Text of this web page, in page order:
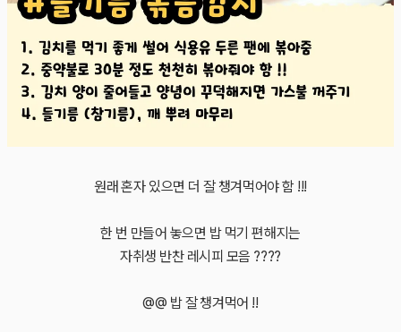
원래 혼자 있으면 더 잘 챙겨먹어야 함 !!!
한 번 만들어 놓으면 밥 먹기 편해지는
자취생 반찬 레시피 모음 ?‍??‍?
@@ 밥 잘 챙겨먹어 !!